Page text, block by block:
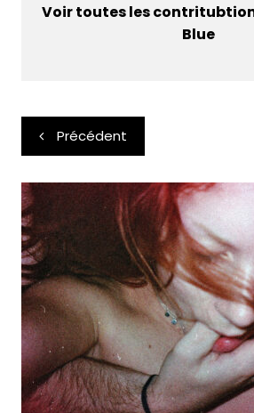
Voir toutes les
Blue
Navigation
de
l’article
Précédent